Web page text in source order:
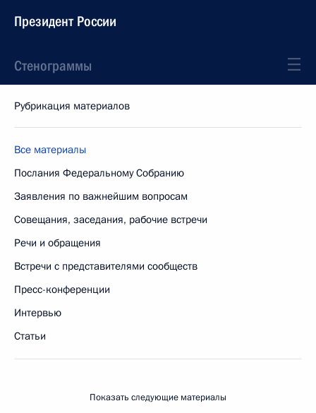
Президент России
Стенограммы
Рубрикация материалов
Все материалы
Послания Федеральному Собранию
Заявления по важнейшим вопросам
Совещания, заседания, рабочие встречи
Речи и обращения
Встречи с представителями сообществ
Пресс-конференции
Интервью
Статьи
Показать следующие материалы